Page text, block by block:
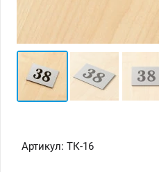
Артикул: ТК-16